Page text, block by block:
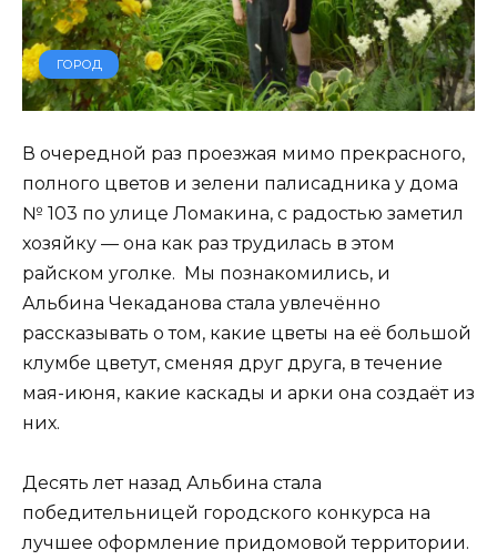
ГОРОД
В очередной раз проезжая мимо прекрасного,
полного цветов и зелени палисадника у дома
№ 103 по улице Ломакина, с радостью заметил
хозяйку — она как раз трудилась в этом
райском уголке. Мы познакомились, и
Альбина Чекаданова стала увлечённо
рассказывать о том, какие цветы на её большой
клумбе цветут, сменяя друг друга, в течение
мая-июня, какие каскады и арки она создаёт из
них.
Десять лет назад Альбина стала
победительницей городского конкурса на
лучшее оформление придомовой территории.